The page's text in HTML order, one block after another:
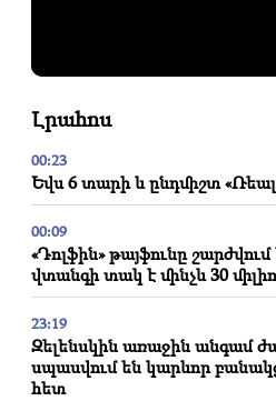
Լրահոս
00:23
Եվս 6 տարի և ընդմիշտ
00:09
«Դոլֆին» թայֆունը
վտանգի տակ է մինչև 30
23:19
Զելենսկին առաջին անգամ
սպասվում են կարևոր
հետ